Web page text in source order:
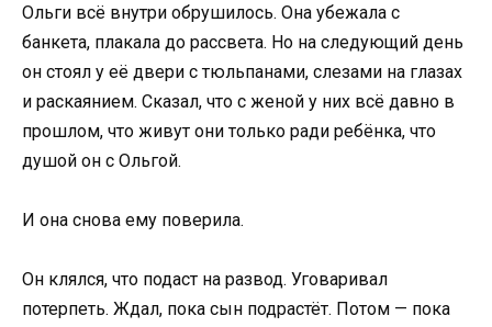
Ольги всё внутри обрушилось. Она убежала с
банкета, плакала до рассвета. Но на следующий день
он стоял у её двери с тюльпанами, слезами на глазах
и раскаянием. Сказал, что с женой у них всё давно в
прошлом, что живут они только ради ребёнка, что
душой он с Ольгой.
И она снова ему поверила.
Он клялся, что подаст на развод. Уговаривал
потерпеть. Ждал, пока сын подрастёт. Потом — пока